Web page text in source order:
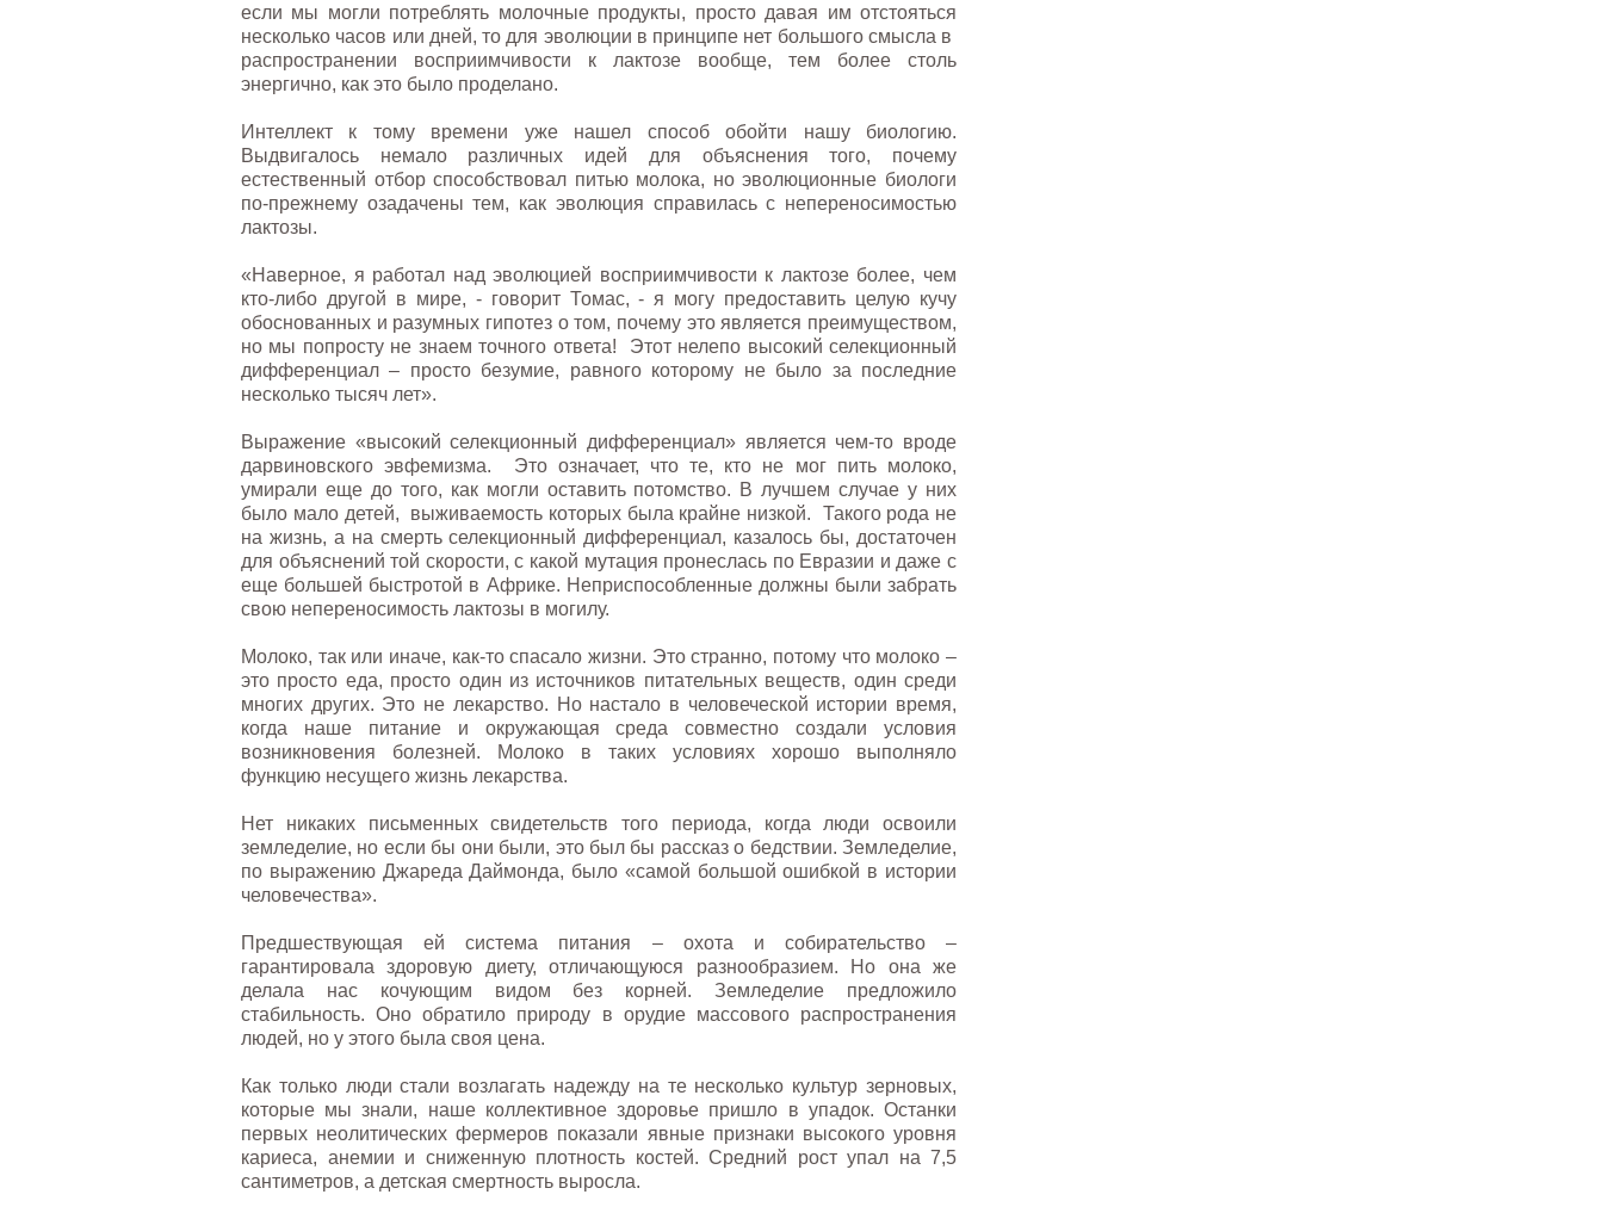
если мы могли потреблять молочные продукты, просто давая им отстояться
несколько часов или дней, то для эволюции в принципе нет большого смысла в
распространении восприимчивости к лактозе вообще, тем более столь
энергично, как это было проделано.
Интеллект к тому времени уже нашел способ обойти нашу биологию.
Выдвигалось немало различных идей для объяснения того, почему
естественный отбор способствовал питью молока, но эволюционные биологи
по-прежнему озадачены тем, как эволюция справилась с непереносимостью
лактозы.
«Наверное, я работал над эволюцией восприимчивости к лактозе более, чем
кто-либо другой в мире, - говорит Томас, - я могу предоставить целую кучу
обоснованных и разумных гипотез о том, почему это является преимуществом,
но мы попросту не знаем точного ответа! Этот нелепо высокий селекционный
дифференциал – просто безумие, равного которому не было за последние
несколько тысяч лет».
Выражение «высокий селекционный дифференциал» является чем-то вроде
дарвиновского эвфемизма. Это означает, что те, кто не мог пить молоко,
умирали еще до того, как могли оставить потомство. В лучшем случае у них
было мало детей, выживаемость которых была крайне низкой. Такого рода не
на жизнь, а на смерть селекционный дифференциал, казалось бы, достаточен
для объяснений той скорости, с какой мутация пронеслась по Евразии и даже с
еще большей быстротой в Африке. Неприспособленные должны были забрать
свою непереносимость лактозы в могилу.
Молоко, так или иначе, как-то спасало жизни. Это странно, потому что молоко –
это просто еда, просто один из источников питательных веществ, один среди
многих других. Это не лекарство. Но настало в человеческой истории время,
когда наше питание и окружающая среда совместно создали условия
возникновения болезней. Молоко в таких условиях хорошо выполняло
функцию несущего жизнь лекарства.
Нет никаких письменных свидетельств того периода, когда люди освоили
земледелие, но если бы они были, это был бы рассказ о бедствии. Земледелие,
по выражению Джареда Даймонда, было «самой большой ошибкой в истории
человечества».
Предшествующая ей система питания – охота и собирательство –
гарантировала здоровую диету, отличающуюся разнообразием. Но она же
делала нас кочующим видом без корней. Земледелие предложило
стабильность. Оно обратило природу в орудие массового распространения
людей, но у этого была своя цена.
Как только люди стали возлагать надежду на те несколько культур зерновых,
которые мы знали, наше коллективное здоровье пришло в упадок. Останки
первых неолитических фермеров показали явные признаки высокого уровня
кариеса, анемии и сниженную плотность костей. Средний рост упал на 7,5
сантиметров, а детская смертность выросла.